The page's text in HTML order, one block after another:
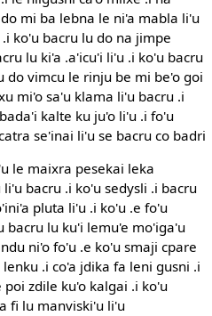
mi ba lebna le ni'a mabla li'u
ko'u bacru lu do na jimpe
lu ki'a .a'icu'i li'u .i ko'u bacru
do vimcu le rinju be mi be'o goi
mi'o sa'u klama li'u bacru .i
kalte ku ju'o li'u .i fo'u
se'inai li'u se bacru co badri
le maixra pesekai leka
bacru .i ko'u sedysli .i bacru
pluta li'u .i ko'u .e fo'u
bacru lu ku'i lemu'e mo'iga'u
ni'o fo'u .e ko'u smaji cpare
.i co'a jdika fa leni gusni .i
zdile ku'o kalgai .i ko'u
fi lu manviski'u li'u